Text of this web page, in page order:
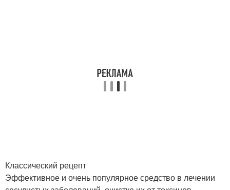
Классический рецепт
Эффективное и очень популярное средство в лечении